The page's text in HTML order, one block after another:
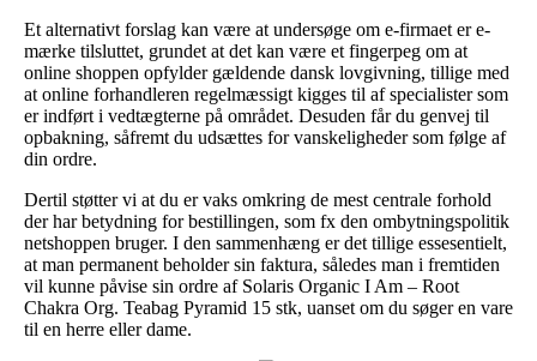
Et alternativt forslag kan være at undersøge om e-firmaet er e-
mærke tilsluttet, grundet at det kan være et fingerpeg om at
online shoppen opfylder gældende dansk lovgivning, tillige med
at online forhandleren regelmæssigt kigges til af specialister som
er indført i vedtægterne på området. Desuden får du genvej til
opbakning, såfremt du udsættes for vanskeligheder som følge af
din ordre.
Dertil støtter vi at du er vaks omkring de mest centrale forhold
der har betydning for bestillingen, som fx den ombytningspolitik
netshoppen bruger. I den sammenhæng er det tillige essesentielt,
at man permanent beholder sin faktura, således man i fremtiden
vil kunne påvise sin ordre af Solaris Organic I Am – Root
Chakra Org. Teabag Pyramid 15 stk, uanset om du søger en vare
til en herre eller dame.